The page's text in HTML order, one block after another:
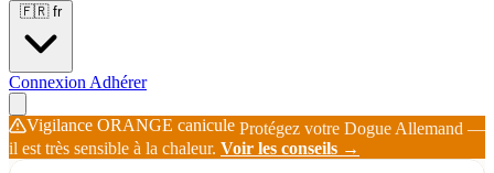
🇫🇷 fr
Connexion Adhérer
Vigilance ORANGE canicule Protégez votre Dogue Allemand —
il est très sensible à la chaleur. Voir les conseils →